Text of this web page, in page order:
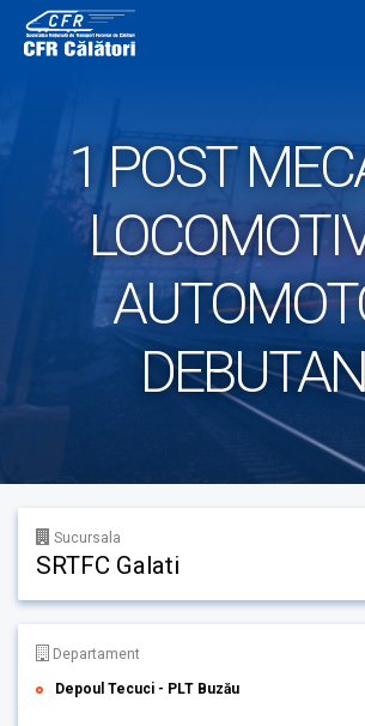
content
1 POST
Sucursala
SRTFC Galati
Departament
Depoul Tecuci - PLT Buzău